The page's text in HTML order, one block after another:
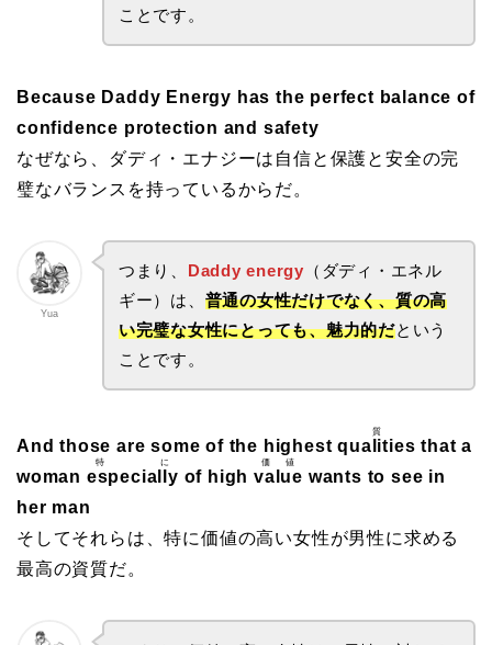
ことです。
Because Daddy Energy has the perfect balance of
confidence protection and safety
なぜなら、ダディ・エナジーは自信と保護と安全の完
璧なバランスを持っているからだ。
Yua
つまり、 Daddy energy （ダディ・エネル
ギー）は、 普通の女性だけでなく、質の高
い完璧な女性にとっても、魅力的だという
ことです。
And those are some of the highestqualities
質
that a
woman especially
特に
of high value
価値
wants to see in
her man
そしてそれらは、特に価値の高い女性が男性に求める
最高の資質だ。